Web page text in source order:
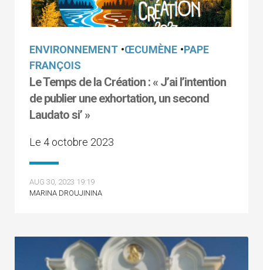
ENVIRONNEMENT •ŒCUMÈNE •PAPE
FRANÇOIS
Le Temps de la Création : « J’ai l’intention
de publier une exhortation, un second
Laudato si’ »
Le 4 octobre 2023
AUG 30, 2023 19:19
MARINA DROUJININA